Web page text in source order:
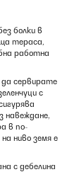
болки в
тераса,
работна
да сервирате
с
навеждане,
в по-
ниво земя е
с дебелина